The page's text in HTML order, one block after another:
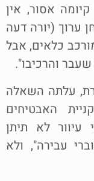
אסור, אין
ערוך (יורה דעה
כלאים, אבל
והרכיבו".
עלתה השאלה
האבטיחים
לא תיתן
עבירה", ולא